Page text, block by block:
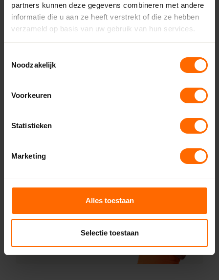
partners kunnen deze gegevens combineren met andere
informatie die u aan ze heeft verstrekt of die ze hebben
verzameld op basis van uw gebruik van hun services.
Noodzakelijk
Voorkeuren
Statistieken
Marketing
Alles toestaan
Selectie toestaan
Plaatsen en inmeten
Afhalen en bezorgen
Team Skodora
Mail ons